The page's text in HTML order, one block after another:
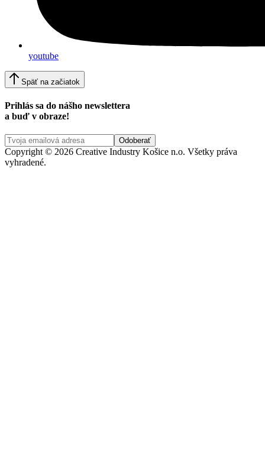
youtube
Späť na začiatok
Prihlás sa do nášho newslettera
a buď v obraze!
Copyright © 2026 Creative Industry Košice n.o. Všetky práva
vyhradené.